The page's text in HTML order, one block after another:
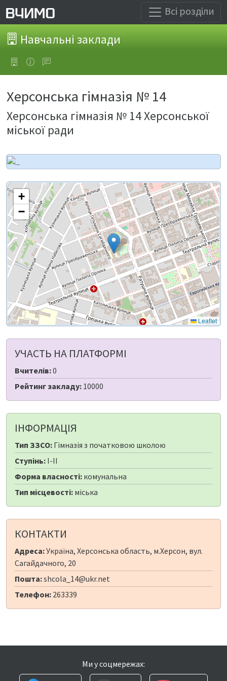
Всі розділи
Навчальні заклади
Херсонська гімназія № 14
Херсонська гімназія № 14 Херсонської
міської ради
+
−
Leaflet
УЧАСТЬ НА ПЛАТФОРМІ
Вчителів:0
Рейтинг закладу: 10000
ІНФОРМАЦІЯ
Тип ЗЗСО: Гімназія з початковою школою
Ступінь: I-II
Форма власності: комунальна
Тип місцевості: міська
КОНТАКТИ
Адреса:Україна, Херсонська область, м.Херсон, вул.
Сагайдачного, 20
Пошта:shcola_14@ukr.net
Телефон: 263339
Ми у соцмережах: